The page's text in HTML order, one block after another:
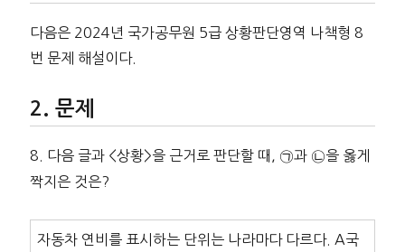
다음은 2024년 국가공무원 5급 상황판단영역 나책형 8
번 문제 해설이다.
문제
8. 다음 글과 <상황>을 근거로 판단할 때, ㉠과 ㉡을 옳게
짝지은 것은?
자동차 연비를 표시하는 단위는 나라마다 다르다. A국